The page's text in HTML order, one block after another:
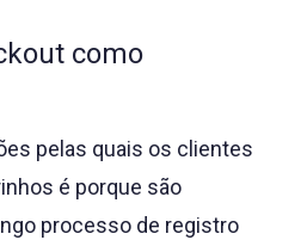
como
pelas quais os clientes
é porque são
processo de registro